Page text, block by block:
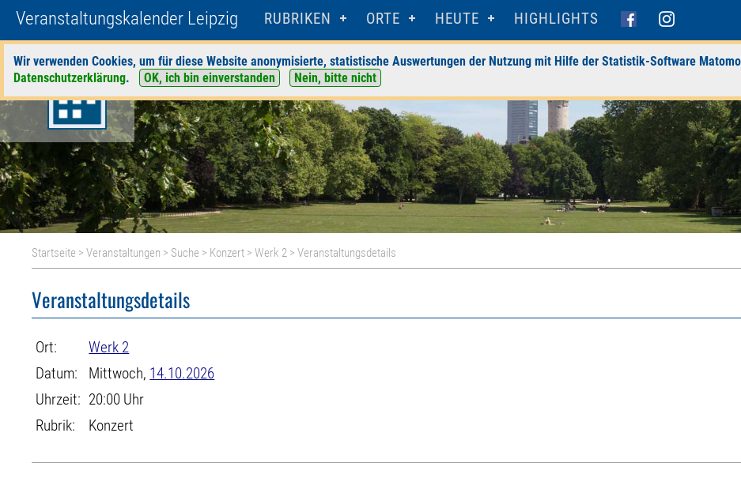
Veranstaltungskalender Leipzig RUBRIKEN ORTE HEUTE HIGHLIGHTS
Wir verwenden Cookies, um für diese Website anonymisierte, statistische Auswertungen der Nutzung mit Hilfe der Statistik-Software
Datenschutzerklärung. OK, ich bin einverstanden Nein, bitte nicht
Startseite >Veranstaltungen > Suche > Konzert >Werk 2 > Veranstaltungsdetails
Veranstaltungsdetails
Ort:
Werk 2
Datum:
Mittwoch, 14.10.2026
Uhrzeit: 20:00 Uhr
Rubrik:
Konzert